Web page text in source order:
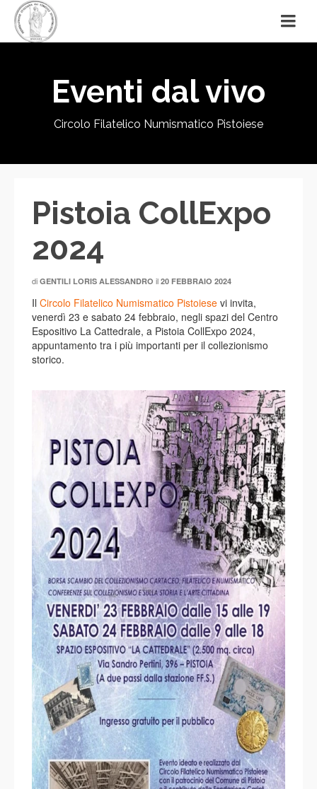
Eventi dal vivo
Circolo Filatelico Numismatico Pistoiese
Pistoia CollExpo
2024
di GENTILI LORIS ALESSANDRO il 20 FEBBRAIO 2024
Il Circolo Filatelico Numismatico Pistoiese vi invita,
venerdì 23 e sabato 24 febbraio, negli spazi del Centro
Espositivo La Cattedrale, a Pistoia CollExpo 2024,
appuntamento tra i più importanti per il collezionismo
storico.